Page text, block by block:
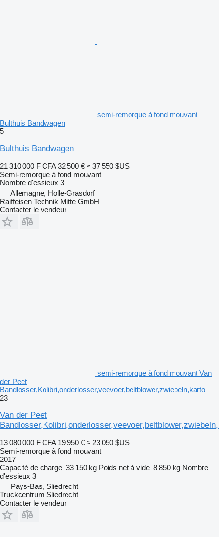
semi-remorque à fond mouvant
Bulthuis Bandwagen
5
Bulthuis Bandwagen
21 310 000 F CFA 32 500 € ≈ 37 550 $US
Semi-remorque à fond mouvant
Nombre d'essieux 3
Allemagne, Holle-Grasdorf
Raiffeisen Technik Mitte GmbH
Contacter le vendeur
semi-remorque à fond mouvant Van
der Peet
Bandlosser,Kolibri,onderlosser,veevoer,beltblower,zwiebeln,karto
23
Van der Peet
13 080 000 F CFA 19 950 € ≈ 23 050 $US
Semi-remorque à fond mouvant
2017
Capacité de charge 33 150 kg Poids net à vide 8 850 kg Nombre
d'essieux 3
Pays-Bas, Sliedrecht
Truckcentrum Sliedrecht
Contacter le vendeur